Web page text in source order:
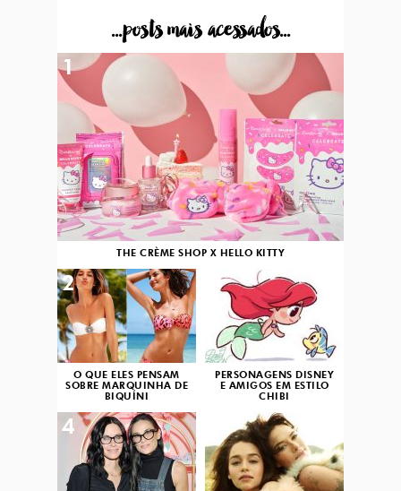
...posts mais acessados...
THE CRÈME SHOP X HELLO KITTY
1
O QUE ELES PENSAM
SOBRE MARQUINHA DE
BIQUÍNI
2
PERSONAGENS DISNEY
E AMIGOS EM ESTILO
CHIBI
3
4